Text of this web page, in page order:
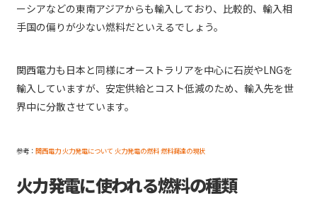
ーシアなどの東南アジアからも輸入しており、比較的、輸入相
手国の偏りが少ない燃料だといえるでしょう。
関西電力も日本と同様にオーストラリアを中心に石炭やLNGを
輸入していますが、安定供給とコスト低減のため、輸入先を世
界中に分散させています。
参考： 関西電力 火力発電について 火力発電の燃料 燃料調達の現状
火力発電に使われる燃料の種類